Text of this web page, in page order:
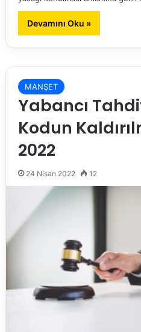
Devamını Oku »
MANŞET
Yabancı
Kodun
2022
24 Nisan 2022 12